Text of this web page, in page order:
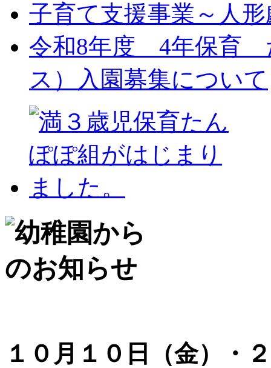
子育て支援事業～人
令和8年度 4年保育
ス）入園募集について
１０月１０日（金）・